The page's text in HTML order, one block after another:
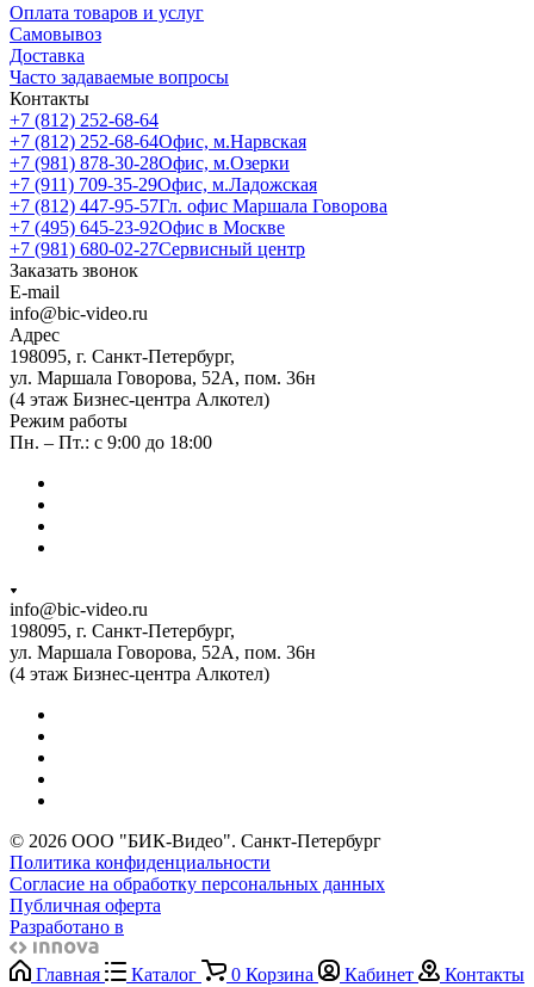
Оплата товаров и услуг
Самовывоз
Доставка
Часто задаваемые вопросы
Контакты
+7 (812) 252-68-64
+7 (812) 252-68-64Офис, м.Нарвская
+7 (981) 878-30-28Офис, м.Озерки
+7 (911) 709-35-29Офис, м.Ладожская
+7 (812) 447-95-57Гл. офис Маршала Говорова
+7 (495) 645-23-92Офис в Москве
+7 (981) 680-02-27Сервисный центр
Заказать звонок
E-mail
info@bic-video.ru
Адрес
198095, г. Санкт-Петербург,
ул. Маршала Говорова, 52А, пом. 36н
(4 этаж Бизнес-центра Алкотел)
Режим работы
Пн. – Пт.: с 9:00 до 18:00
info@bic-video.ru
198095, г. Санкт-Петербург,
ул. Маршала Говорова, 52А, пом. 36н
(4 этаж Бизнес-центра Алкотел)
© 2026 ООО "БИК-Видео". Санкт-Петербург
Политика конфиденциальности
Согласие на обработку персональных данных
Публичная оферта
Разработано в
Главная Каталог 0 Корзина Кабинет Контакты